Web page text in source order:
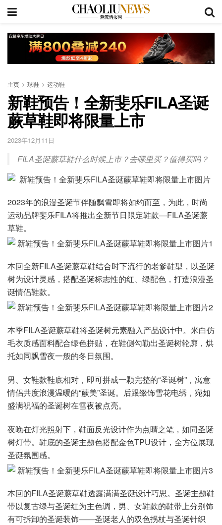
主页 球鞋 运动鞋
新鞋预告！全新斐乐FILA圣诞
蕨草鞋即将限量上市
2023年12月11日
FILA圣诞蕨草鞋什么时候上市？去哪里买？值得买吗？
2023年的浪漫圣诞节伴随飘雪即将如约而至，为此，时尚
运动品牌斐乐FILA将推出全新节日限定鞋款—FILA圣诞蕨
草鞋。
本回全新FILA圣诞蕨草鞋结合时下流行的老爹鞋型，以圣诞
树为设计灵感，搭配圣诞标志性的红、绿配色，打造浪漫圣
诞情侣鞋款。
本季FILA圣诞蕨草鞋将圣诞树元素融入产品设计中。米白仿
毛衣质感面料配合绿色拼贴，在鞋侧勾勒出圣诞树轮廓，烘
托如同飘雪夜一般的冬日氛围。
男、女鞋款鞋底相对，即可拼成一颗完整的“圣诞树”，寓意
情侣共度浪漫温暖的“蕨美”圣诞。后跟缀饰雪花电绣，宛如
盛满祝福的圣诞树在雪夜被点亮。
夜晚在灯光照射下，鞋面反光设计作为点睛之笔，如同圣诞
树灯带。鞋底的圣诞主题色搭配金色TPU设计，全方位展现
圣诞氛围感。
本回的FILA圣诞蕨草鞋透露满满圣诞设计巧思。圣诞主题鞋
带以复古绿与圣诞红为主色调，男、女鞋款的鞋带上分别饰
有可拆卸的圣诞装饰——圣诞老人的双色拐杖与圣诞针织